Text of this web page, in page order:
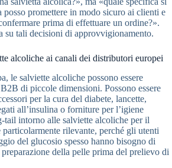
posso promettere in modo sicuro ai clienti e
prima di effettuare un ordine?».
su tali decisioni di approvvigionamento.
alcoliche ai canali dei distributori europei
le salviette alcoliche possono essere
di piccole dimensioni. Possono essere
per la cura del diabete, lancette,
all’insulina o forniture per l’igiene
tail intorno alle salviette alcoliche per il
rilevante, perché gli utenti
del glucosio spesso hanno bisogno di
della pelle prima del prelievo di